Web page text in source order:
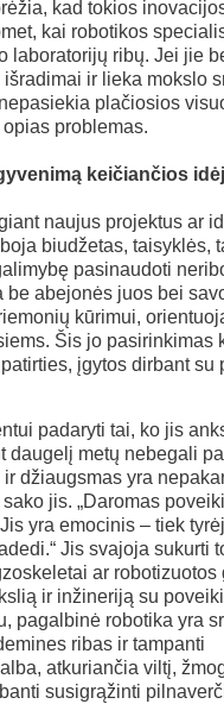
kad tokios
kai robotikos
laboratorijų ribų. Jei jie
ir lieka mokslo
plačiosios
problemas.
keičiančios
naujus projektus ar
biudžetas, taisyklės,
pasinaudoti
be abejonės juos bei
kūrimui,
Šis jo pasirinkimas
įgytos dirbant su
padaryti tai, ko jis
daugelį metų nebegali
ir džiaugsmas yra
jis. „Daromas
yra emocinis – tiek
Jis svajoja sukurti
ar robotizuotos
ir inžineriją su
pagalbinė robotika yra
ribas ir tampanti
atkuriančia viltį,
susigrąžinti